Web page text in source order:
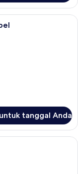
Tidur King, akses
tanggal Anda
selimut bulu angsa,